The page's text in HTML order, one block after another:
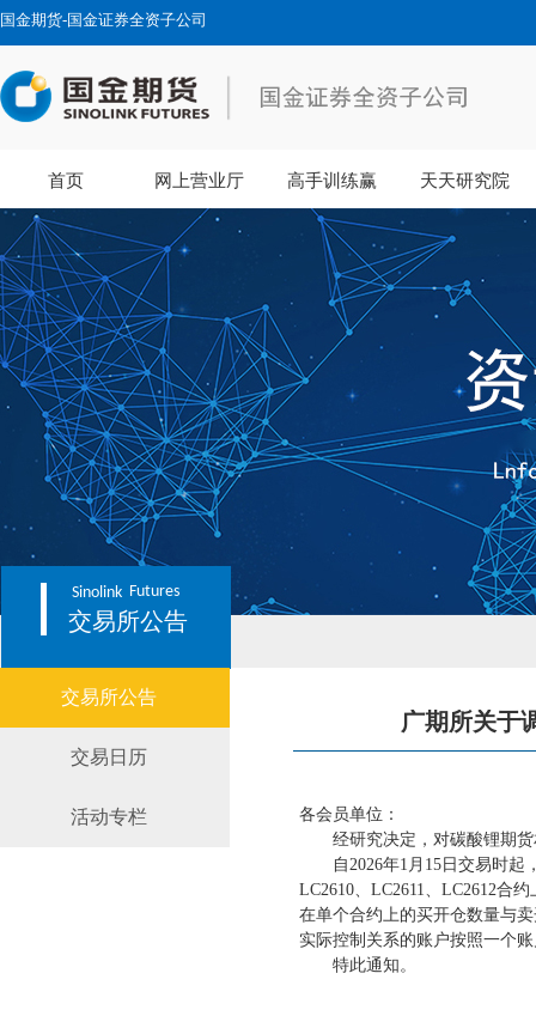
国金期货-国金证券全资子公司
首页 网上营业厅 高手训练赢 天天研究院
Sinolink Futures
交易所公告
交易所公告
交易日历
活动专栏
广期所关于
各会员单位：
经研究决定，对碳酸锂期
自2026年1月15日交易时起
LC2610、LC2611、LC2612合
在单个合约上的买开仓数量与
实际控制关系的账户按照一个
特此通知。